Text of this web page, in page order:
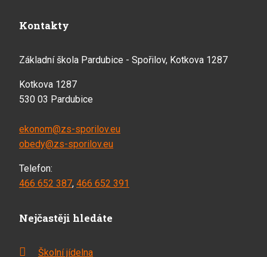
Kontakty
Základní škola Pardubice - Spořilov, Kotkova 1287
Kotkova 1287
530 03 Pardubice
ekonom@zs-sporilov.eu
obedy@zs-sporilov.eu
Telefon:
466 652 387, 466 652 391
Nejčastěji hledáte
Školní jídelna